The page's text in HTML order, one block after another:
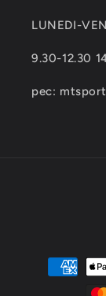
LUNEDI-
9.30-12.30
pec:
Metodi